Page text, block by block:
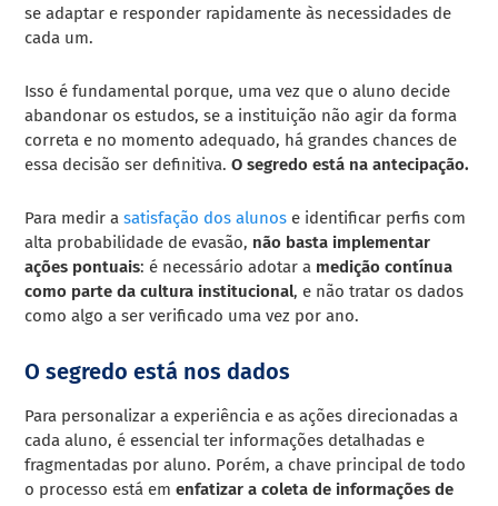
se adaptar e responder rapidamente às necessidades de
cada um.
Isso é fundamental porque, uma vez que o aluno decide
abandonar os estudos, se a instituição não agir da forma
correta e no momento adequado, há grandes chances de
essa decisão ser definitiva.O segredo está na antecipação.
Para medir asatisfação dos alunos e identificar perfis com
alta probabilidade de evasão, não basta implementar
ações pontuais: é necessário adotar a medição contínua
como parte da cultura institucional, e não tratar os dados
como algo a ser verificado uma vez por ano.
O segredo está nos dados
Para personalizar a experiência e as ações direcionadas a
cada aluno, é essencial ter informações detalhadas e
fragmentadas por aluno. Porém, a chave principal de todo
o processo está emenfatizar a coleta de informações de